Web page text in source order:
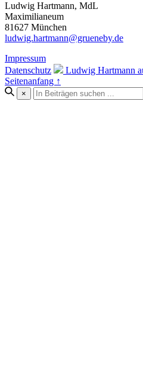
Ludwig Hartmann, MdL
Maximilianeum
81627 München
ludwig.hartmann@grueneby.de
Impressum
Datenschutz
Ludwig Hartmann
Seitenanfang ↑
×